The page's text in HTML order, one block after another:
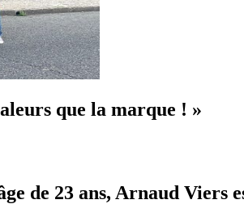
que la marque ! »
de 23 ans, Arnaud